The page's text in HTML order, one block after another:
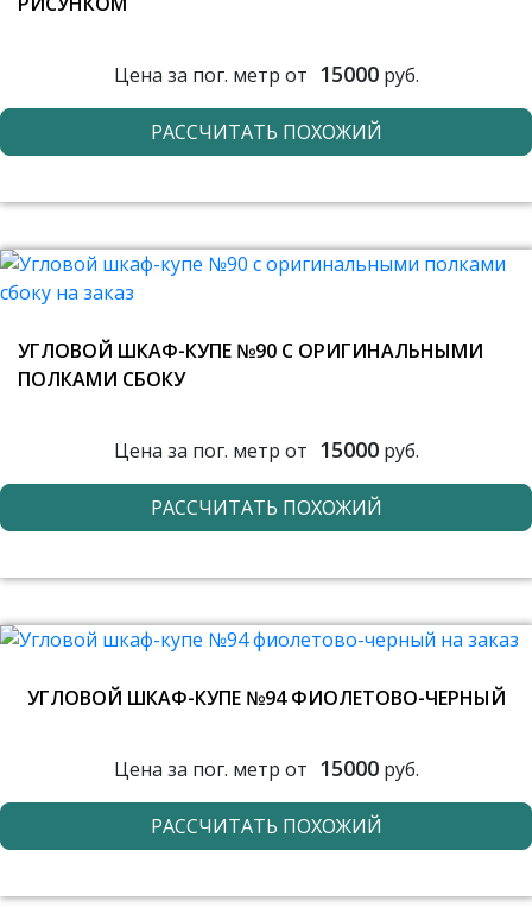
Цена за пог. метр от 15000руб.
РАССЧИТАТЬ ПОХОЖИЙ
УГЛОВОЙ ШКАФ-КУПЕ №90 С ОРИГИНАЛЬНЫМИ
ПОЛКАМИ СБОКУ
Цена за пог. метр от 15000руб.
РАССЧИТАТЬ ПОХОЖИЙ
УГЛОВОЙ ШКАФ-КУПЕ №94 ФИОЛЕТОВО-ЧЕРНЫЙ
Цена за пог. метр от 15000руб.
РАССЧИТАТЬ ПОХОЖИЙ